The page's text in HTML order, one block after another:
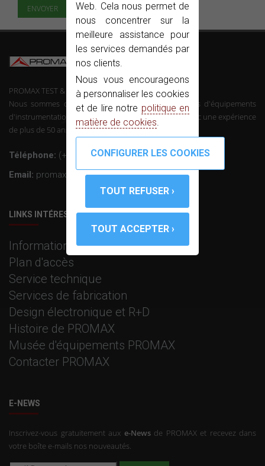
Web. Cela nous permet de
nous concentrer sur la
meilleure assistance pour
les services demandés par
nos clients.
Nous vous encourageons
à personnaliser les cookies
et de lire notre politique en
matière de cookies.
PROMAX TEST & MEASUREMENT, SLU ©
Nous sommes des fabricants de télécommunications d'équipements
d'instrumentation et l'électronique professionnelle avec une expérience
de plus de 50 ans dans le secteur.
Téléphone: (+34) 931 847 700
Email: promax@promax.es
LINKS INTÉRESSANTS
Information corporative
Plan d'accès
Service technique
Services de fabrication
Design électronique et R+D
Histoire de PROMAX
Musée d'équipements PROMAX
Contacter PROMAX
E-NEWS
Inscrivez-vous gratuitement aux e-Newsde PROMAX et recevez dans
votre boîte e-mails nos nouveautés.